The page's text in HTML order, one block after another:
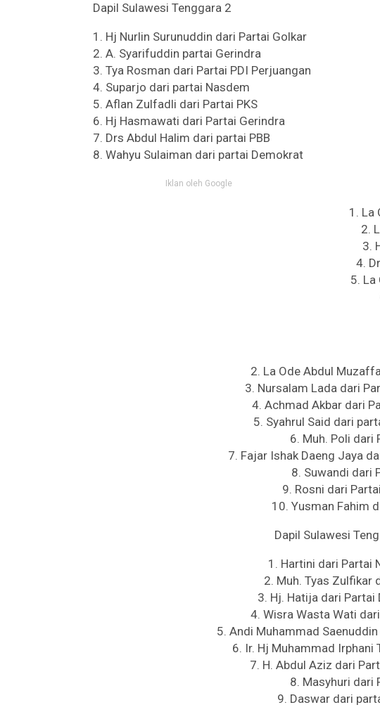
Dapil Sulawesi Tenggara 2
1. Hj Nurlin Surunuddin dari Partai Golkar
2. A. Syarifuddin partai Gerindra
3. Tya Rosman dari Partai PDI Perjuangan
4. Suparjo dari partai Nasdem
5. Aflan Zulfadli dari Partai PKS
6. Hj Hasmawati dari Partai Gerindra
7. Drs Abdul Halim dari partai PBB
8. Wahyu Sulaiman dari partai Demokrat
Iklan oleh Google
1. La
2.
3.
4.
5. La
2. La Ode Abdul
3. Nursalam Lada dari
4. Achmad Akbar dari
5. Syahrul Said dari
6. Muh. Poli dari
7. Fajar Ishak Daeng Jaya
8. Suwandi dari
9. Rosni dari
10. Yusman Fahim
Dapil Sulawesi
1. Hartini dari Partai
2. Muh. Tyas Zulfikar
3. Hj. Hatija dari Partai
4. Wisra Wasta Wati
5. Andi Muhammad
6. Ir. Hj Muhammad Irphani
7. H. Abdul Aziz dari
8. Masyhuri dari
9. Daswar dari